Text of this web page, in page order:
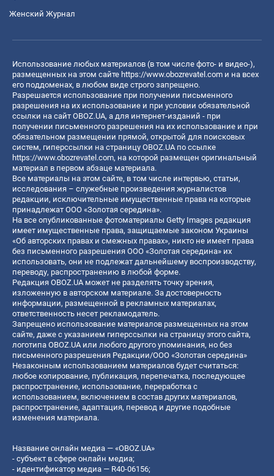
Женский Журнал
Использование любых материалов (в том числе фото- и видео-),
размещенных на этом сайте https://www.obozrevatel.com и на всех
его поддоменах, в любом виде строго запрещено.
Разрешается использование при получении письменного
разрешения на их использование и при условии обязательной
ссылки на сайт OBOZ.UA, а для интернет-изданий - при
получении письменного разрешения на их использование и при
обязательном размещении прямой, открытой для поисковых
систем, гиперссылки на страницу OBOZ.UA по ссылке
https://www.obozrevatel.com, на которой размещен оригинальный
материал в первом абзаце материала.
Все материалы на этом сайте, в том числе интервью, статьи,
исследования – служебные произведения журналистов
редакции, исключительные имущественные права на которые
принадлежат ООО «Золотая середина».
На все опубликованные фотоматериалы Getty Images редакция
имеет имущественные права, защищаемые законом Украины
«Об авторских правах и смежных правах», никто не имеет права
без письменного разрешения ООО «Золотая середина» их
использовать, они не подлежат дальнейшему воспроизводству,
переводу, распространению в любой форме.
Редакция OBOZ.UA может не разделять точку зрения,
изложенную в авторском материале. За достоверность
информации, размещенной в рекламных материалах,
ответственность несет рекламодатель.
Запрещено использование материалов размещенных на этом
сайте, даже с указанием гиперссылки на страницу этого сайта,
логотипа OBOZ.UA или любого другого упоминания, но без
письменного разрешения Редакции/ООО «Золотая середина»
Незаконным использованием материалов будет считаться:
любое копирование, публикация, перепечатка, последующее
распространение, использование, переработка с
использованием, включением в состав других материалов,
распространение, адаптация, перевод и другие подобные
изменения материала.
Название онлайн медиа — «OBOZ.UA»
- субъект в сфере онлайн медиа;
- идентификатор медиа — R40-06156;